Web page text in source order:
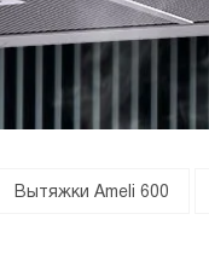
Вытяжки Ameli 600